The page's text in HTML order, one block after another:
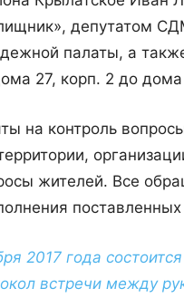
депутатом
палаты, а
27, корп. 2 до
на контроль
жителей. Все
поставленных
2017 года
встречи между